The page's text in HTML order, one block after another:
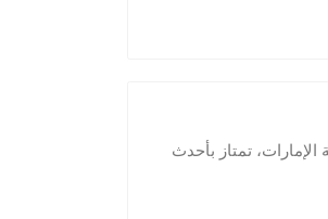
الإمارات، تمتاز بأحدث